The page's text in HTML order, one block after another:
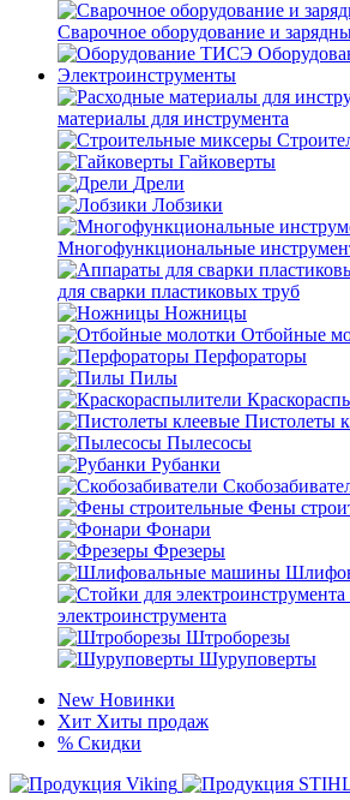
Сварочное оборудование и
Электроинструменты
материалы для инструмента
Гайковерты
Дрели
Лобзики
Многофункциональные
для сварки пластиковых труб
Ножницы
Отбойные
Перфораторы
Пилы
Пистолеты
Пылесосы
Рубанки
Фены
Фонари
Фрезеры
электроинструмента
Штроборезы
Шуруповерты
New Новинки
Хит Хиты продаж
% Скидки